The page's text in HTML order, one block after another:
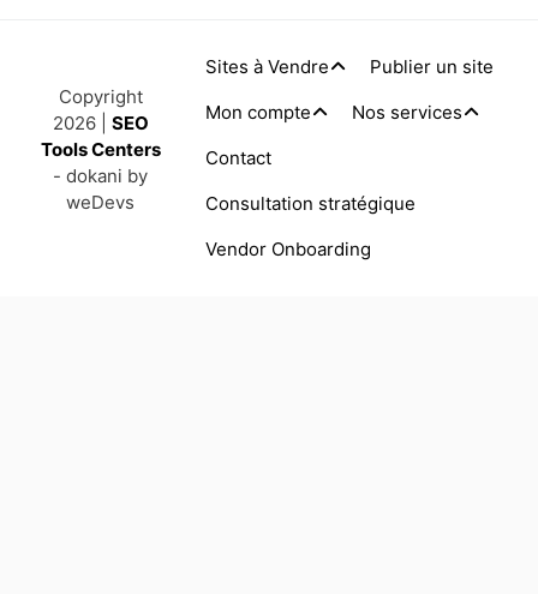
Copyright
2026 | SEO
Tools Centers
- dokani by
weDevs
Sites à Vendre
Publier un site
Mon compte
Nos services
Contact
Consultation stratégique
Vendor Onboarding